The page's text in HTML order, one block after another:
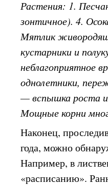
Растения: 1.
зонтичное). 4.
Мятлик
кустарники и
неблагоприятное
однолетники,
— вспышка роста
Мощные корни
Наконец,
года, можно
Например, в
«расписанию».